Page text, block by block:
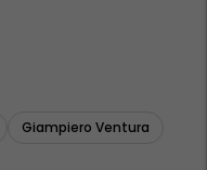
Giampiero Ventura